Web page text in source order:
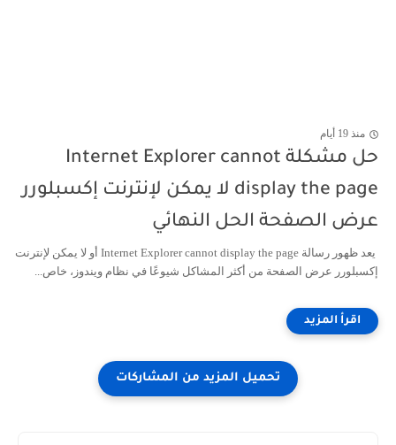
منذ 19 أيام
حل مشكلة Internet Explorer cannot
display the page لا يمكن لإنترنت إكسبلورر
عرض الصفحة الحل النهائي
يعد ظهور رسالة Internet Explorer cannot display the page أو لا يمكن لإنترنت
إكسبلورر عرض الصفحة من أكثر المشاكل شيوعًا في نظام ويندوز، خاص...